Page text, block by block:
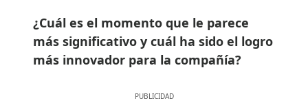
¿Cuál es el momento que le parece
más significativo y cuál ha sido el logro
más innovador para la compañía?